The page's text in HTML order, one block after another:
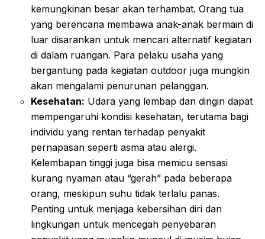
kemungkinan besar akan terhambat. Orang tua
yang berencana membawa anak-anak bermain di
luar disarankan untuk mencari alternatif kegiatan
di dalam ruangan. Para pelaku usaha yang
bergantung pada kegiatan outdoor juga mungkin
akan mengalami penurunan pelanggan.
Kesehatan: Udara yang lembap dan dingin dapat
mempengaruhi kondisi kesehatan, terutama bagi
individu yang rentan terhadap penyakit
pernapasan seperti asma atau alergi.
Kelembapan tinggi juga bisa memicu sensasi
kurang nyaman atau “gerah” pada beberapa
orang, meskipun suhu tidak terlalu panas.
Penting untuk menjaga kebersihan diri dan
lingkungan untuk mencegah penyebaran